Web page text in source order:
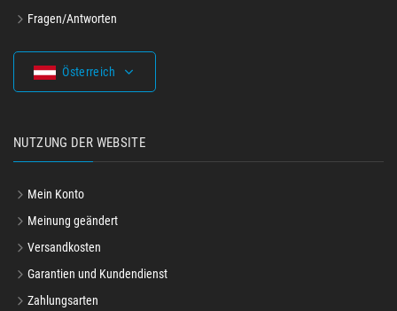
Fragen/Antworten
Österreich
NUTZUNG DER WEBSITE
Mein Konto
Meinung geändert
Versandkosten
Garantien und Kundendienst
Zahlungsarten